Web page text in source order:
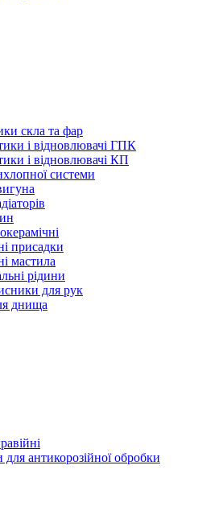
скла та фар
і відновлювачі ГПК
і відновлювачі КП
системи
присадки
мастила
рідини
для рук
днища
для антикорозійної обробки